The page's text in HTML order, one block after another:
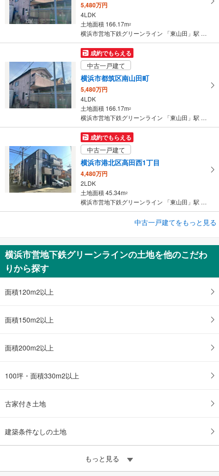
5,480万円
4LDK
土地面積 166.17m2
横浜市営地下鉄グリーンライン 「東山田」駅 徒歩6分
成約でもらえる
中古一戸建て
横浜市都筑区南山田町
5,480万円
4LDK
土地面積 166.17m2
横浜市営地下鉄グリーンライン 「東山田」駅 徒歩6分
成約でもらえる
中古一戸建て
横浜市港北区高田西1丁目
4,480万円
2LDK
土地面積 45.34m2
横浜市営地下鉄グリーンライン 「東山田」駅 徒歩10分
横浜市都筑区南山田町
5,480万円
土地面積 165.84m2
中古一戸建てをもっと見る
横浜市営地下鉄グリーンラインの土地を他のこだわ
りから探す
面積120m2以上
面積150m2以上
面積200m2以上
100坪・面積330m2以上
古家付き土地
建築条件なしの土地
もっと見る